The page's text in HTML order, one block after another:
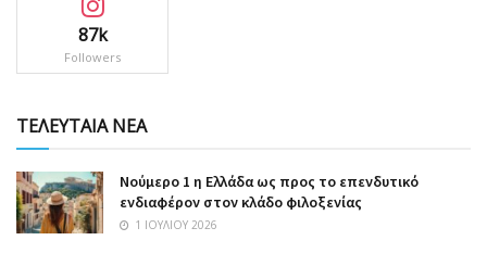
87k
Followers
ΤΕΛΕΥΤΑΙΑ ΝΕΑ
Nούμερο 1 η Ελλάδα ως προς το επενδυτικό
ενδιαφέρον στον κλάδο φιλοξενίας
1 ΙΟΥΛΊΟΥ 2026